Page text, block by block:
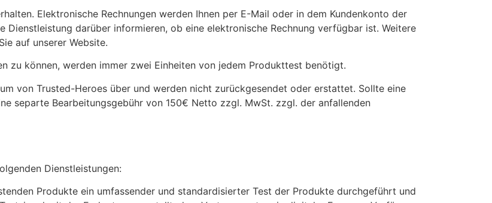
Elektronische Rechnungen werden Ihnen per E-Mail oder in dem Kundenkonto der
darüber informieren, ob eine elektronische Rechnung verfügbar ist. Weitere
auf unserer Website.
zu können, werden immer zwei Einheiten von jedem Produkttest benötigt.
von Trusted-Heroes über und werden nicht zurückgesendet oder erstattet. Sollte eine
separte Bearbeitungsgebühr von 150€ Netto zzgl. MwSt. zzgl. der anfallenden
Dienstleistungen:
Produkte ein umfassender und standardisierter Test der Produkte durchgeführt und